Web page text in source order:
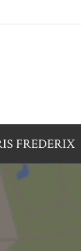
FREDERIX